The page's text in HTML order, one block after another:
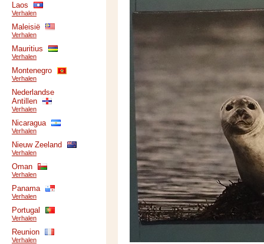
Laos
Verhalen
Maleisië
Verhalen
Mauritius
Verhalen
Montenegro
Verhalen
Nederlandse
Antillen
Verhalen
Nicaragua
Verhalen
Nieuw Zeeland
Verhalen
Oman
Verhalen
Panama
Verhalen
Portugal
Verhalen
Reunion
Verhalen